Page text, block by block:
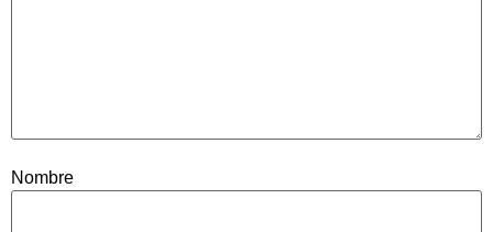
Nombre